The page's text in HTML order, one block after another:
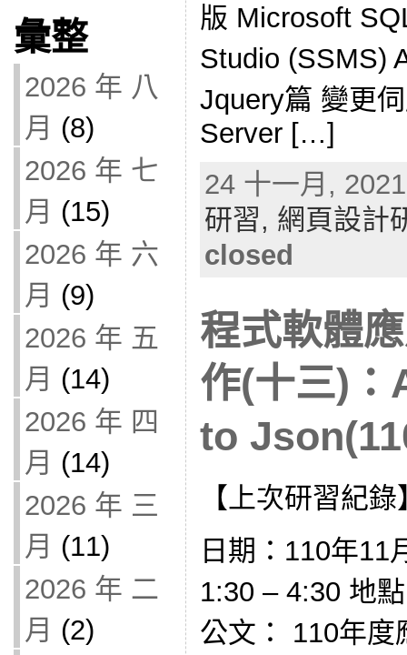
彙整
2026 年 八
月 (8)
2026 年 七
月 (15)
2026 年 六
月 (9)
2026 年 五
月 (14)
2026 年 四
月 (14)
2026 年 三
月 (11)
2026 年 二
月 (2)
版 Microsoft
Studio (SSMS)
Jquery篇 變更
Server […]
24 十一月,
研習, 網頁設計
closed
程式軟體
作(十三)
to
【上次研習紀錄
日期：110年11
1:30 – 4:30 地
公文： 110年度